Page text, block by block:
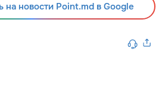
на новости Point.md в Google